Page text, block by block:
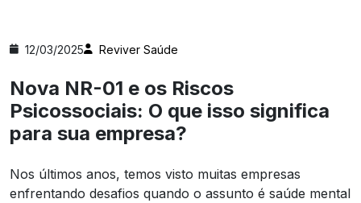
12/03/2025 Reviver Saúde
Nova NR-01 e os Riscos
Psicossociais: O que isso significa
para sua empresa?
Nos últimos anos, temos visto muitas empresas
enfrentando desafios quando o assunto é saúde mental